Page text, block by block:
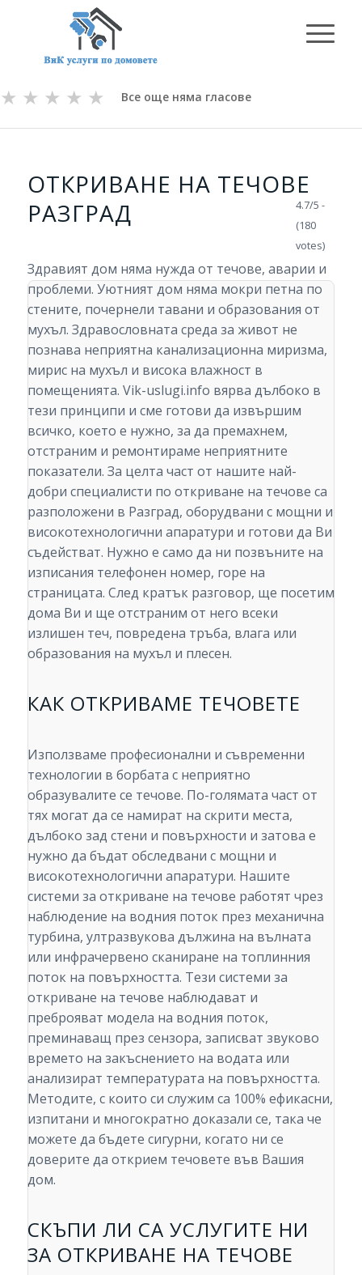
★
★
★
★
★ Все още няма гласове
ОТКРИВАНЕ НА ТЕЧОВЕ
РАЗГРАД
Здравият дом няма нужда от течове, аварии и
проблеми. Уютният дом няма мокри петна по
стените, почернели тавани и образования от
мухъл. Здравословната среда за живот не
познава неприятна канализационна миризма,
мирис на мухъл и висока влажност в
помещенията. Vik-uslugi.info вярва дълбоко в
тези принципи и сме готови да извършим
всичко, което е нужно, за да премахнем,
отстраним и ремонтираме неприятните
показатели. За целта част от нашите най-
добри специалисти по откриване на течове са
разположени в Разград, оборудвани с мощни и
високотехнологични апаратури и готови да Ви
съдействат. Нужно е само да ни позвъните на
изписания телефонен номер, горе на
страницата. След кратък разговор, ще посетим
дома Ви и ще отстраним от него всеки
излишен теч, повредена тръба, влага или
образования на мухъл и плесен.
КАК ОТКРИВАМЕ ТЕЧОВЕТЕ
Използваме професионални и съвременни
технологии в борбата с неприятно
образувалите се течове. По-голямата част от
тях могат да се намират на скрити места,
дълбоко зад стени и повърхности и затова е
нужно да бъдат обследвани с мощни и
високотехнологични апаратури. Нашите
системи за откриване на течове работят чрез
наблюдение на водния поток през механична
турбина, ултразвукова дължина на вълната
или инфрачервено сканиране на топлинния
поток на повърхността. Тези системи за
откриване на течове наблюдават и
преброяват модела на водния поток,
преминаващ през сензора, записват звуково
времето на закъснението на водата или
анализират температурата на повърхността.
Методите, с които си служим са 100% ефикасни,
изпитани и многократно доказали се, така че
можете да бъдете сигурни, когато ни се
доверите да открием течовете във Вашия
дом.
СКЪПИ ЛИ СА УСЛУГИТЕ НИ
ЗА ОТКРИВАНЕ НА ТЕЧОВЕ
4.7/5 -
(180
votes)